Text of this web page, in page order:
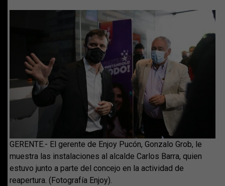
GERENTE.- El gerente de Enjoy Pucón, Gonzalo Grob, le
muestra las instalaciones al alcalde Carlos Barra, quien
estuvo junto a parte del concejo en la actividad de
reapertura. (Fotografía Enjoy).